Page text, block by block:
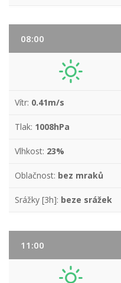
08:00
Vítr: 0.41m/s
Tlak: 1008hPa
Vlhkost: 23%
Oblačnost: bez mraků
Srážky [3h]: beze srážek
11:00